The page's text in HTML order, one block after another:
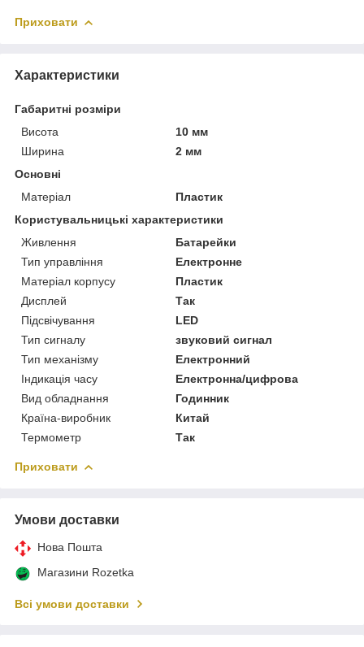
Приховати
Характеристики
Габаритні розміри
Висота
10 мм
Ширина
2 мм
Основні
Матеріал
Пластик
Користувальницькі характеристики
Живлення
Батарейки
Тип управління
Електронне
Матеріал корпусу
Пластик
Дисплей
Так
Підсвічування
LED
Тип сигналу
звуковий сигнал
Тип механізму
Електронний
Індикація часу
Електронна/цифрова
Вид обладнання
Годинник
Країна-виробник
Китай
Термометр
Так
Приховати
Умови доставки
Нова Пошта
Магазини Rozetka
Всі умови доставки